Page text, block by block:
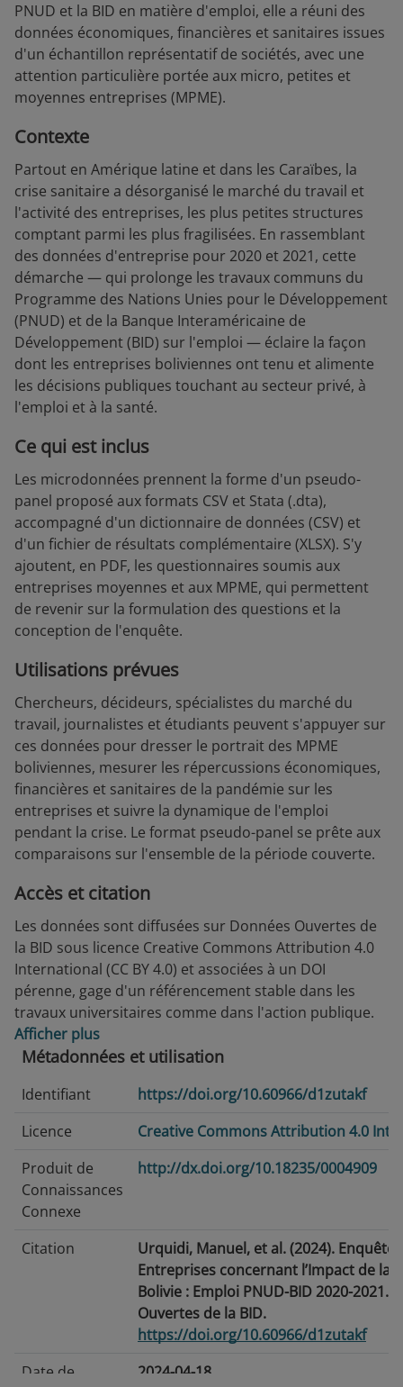
PNUD et la BID en matière d'emploi, elle a réuni des
données économiques, financières et sanitaires issues
d'un échantillon représentatif de sociétés, avec une
attention particulière portée aux micro, petites et
moyennes entreprises (MPME).
Contexte
Partout en Amérique latine et dans les Caraïbes, la
crise sanitaire a désorganisé le marché du travail et
l'activité des entreprises, les plus petites structures
comptant parmi les plus fragilisées. En rassemblant
des données d'entreprise pour 2020 et 2021, cette
démarche — qui prolonge les travaux communs du
Programme des Nations Unies pour le Développement
(PNUD) et de la Banque Interaméricaine de
Développement (BID) sur l'emploi — éclaire la façon
dont les entreprises boliviennes ont tenu et alimente
les décisions publiques touchant au secteur privé, à
l'emploi et à la santé.
Ce qui est inclus
Les microdonnées prennent la forme d'un pseudo-
panel proposé aux formats CSV et Stata (.dta),
accompagné d'un dictionnaire de données (CSV) et
d'un fichier de résultats complémentaire (XLSX). S'y
ajoutent, en PDF, les questionnaires soumis aux
entreprises moyennes et aux MPME, qui permettent
de revenir sur la formulation des questions et la
conception de l'enquête.
Utilisations prévues
Chercheurs, décideurs, spécialistes du marché du
travail, journalistes et étudiants peuvent s'appuyer sur
ces données pour dresser le portrait des MPME
boliviennes, mesurer les répercussions économiques,
financières et sanitaires de la pandémie sur les
entreprises et suivre la dynamique de l'emploi
pendant la crise. Le format pseudo-panel se prête aux
comparaisons sur l'ensemble de la période couverte.
Accès et citation
Les données sont diffusées sur Données Ouvertes de
la BID sous licence Creative Commons Attribution 4.0
International (CC BY 4.0) et associées à un DOI
pérenne, gage d'un référencement stable dans les
travaux universitaires comme dans l'action publique.
Afficher plus
Métadonnées et utilisation
Identifiant
https://doi.org/10.60966/d1zutakf
Licence
Creative Commons Attribution 4.0
Produit de
Connaissances
Connexe
http://dx.doi.org/10.18235/0004909
Citation
Urquidi, Manuel, et al. (2024). Enquête
Entreprises concernant l’Impact de la
Bolivie : Emploi PNUD-BID 2020-2021.
Ouvertes de la BID.
https://doi.org/10.60966/d1zutakf
Date de
2024-04-18